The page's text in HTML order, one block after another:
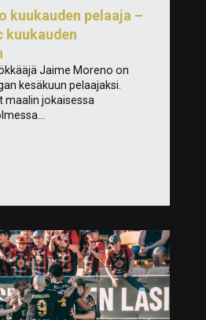
kuukauden pelaaja –
kuukauden
Jaime Moreno on
kesäkuun pelaajaksi.
maalin jokaisessa